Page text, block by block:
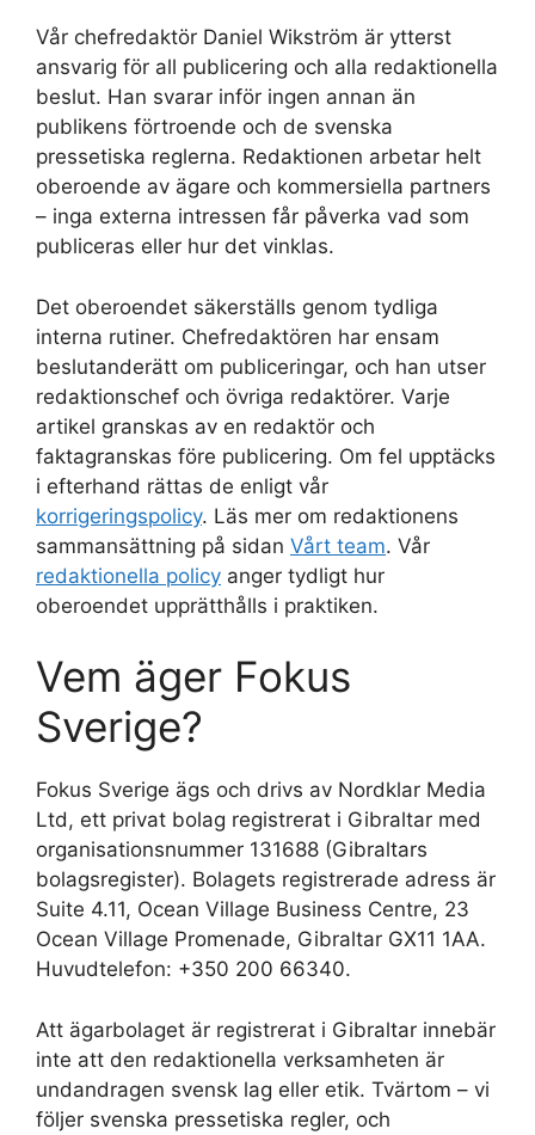
Vår chefredaktör Daniel Wikström är ytterst
ansvarig för all publicering och alla redaktionella
beslut. Han svarar inför ingen annan än
publikens förtroende och de svenska
pressetiska reglerna. Redaktionen arbetar helt
oberoende av ägare och kommersiella partners
– inga externa intressen får påverka vad som
publiceras eller hur det vinklas.
Det oberoendet säkerställs genom tydliga
interna rutiner. Chefredaktören har ensam
beslutanderätt om publiceringar, och han utser
redaktionschef och övriga redaktörer. Varje
artikel granskas av en redaktör och
faktagranskas före publicering. Om fel upptäcks
i efterhand rättas de enligt vår
korrigeringspolicy. Läs mer om redaktionens
sammansättning på sidan Vårt team. Vår
redaktionella policy anger tydligt hur
oberoendet upprätthålls i praktiken.
Vem äger Fokus
Sverige?
Fokus Sverige ägs och drivs av Nordklar Media
Ltd, ett privat bolag registrerat i Gibraltar med
organisationsnummer 131688 (Gibraltars
bolagsregister). Bolagets registrerade adress är
Suite 4.11, Ocean Village Business Centre, 23
Ocean Village Promenade, Gibraltar GX11 1AA.
Huvudtelefon: +350 200 66340.
Att ägarbolaget är registrerat i Gibraltar innebär
inte att den redaktionella verksamheten är
undandragen svensk lag eller etik. Tvärtom – vi
följer svenska pressetiska regler, och